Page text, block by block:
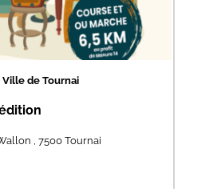
de Tournai
, 7500 Tournai